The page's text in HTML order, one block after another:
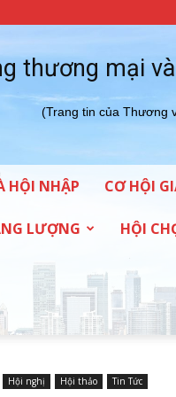
thương mại
(Trang tin của Thương
HỘI NHẬP CƠ HỘI
LƯỢNG HỘI
Hội nghị Hội thảo Tin Tức